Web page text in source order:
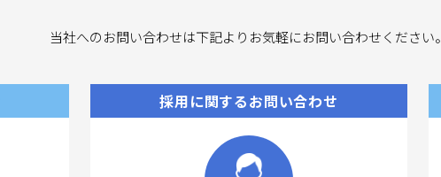
当社へのお問い合わせは下記よりお気軽にお問い合わせください。
採用に関するお問い合わせ